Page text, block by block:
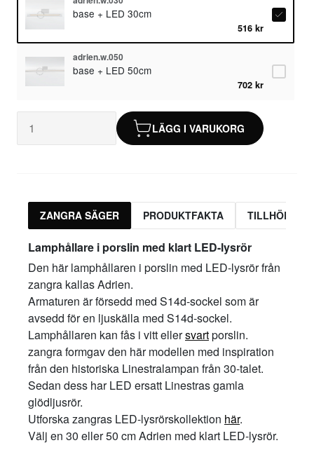
base + LED 30cm
516 kr
adrien.w.050
base + LED 50cm
702 kr
LÄGG I VARUKORG
ZANGRA SÄGER PRODUKTFAKTA
Lamphållare i porslin med klart LED-lysrör
Den här lamphållaren i porslin med LED-lysrör från
zangra kallas Adrien.
Armaturen är försedd med S14d-sockel som är
avsedd för en ljuskälla med S14d-sockel.
Lamphållaren kan fås i vitt ellersvartporslin.
zangra formgav den här modellen med inspiration
från den historiska Linestralampan från 30-talet.
Sedan dess har LED ersatt Linestras gamla
glödljusrör.
Utforska zangras LED-lysrörskollektion här.
Välj en 30 eller 50 cm Adrien med klart LED-lysrör.